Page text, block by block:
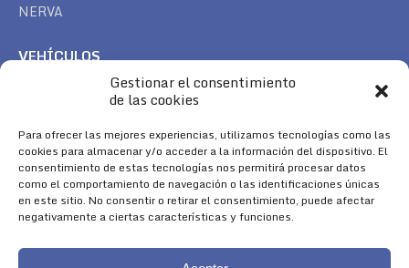
Gestionar el consentimiento
de las cookies
Para ofrecer las mejores experiencias, utilizamos tecnologías como las
cookies para almacenar y/o acceder a la información del dispositivo. El
consentimiento de estas tecnologías nos permitirá procesar datos
como el comportamiento de navegación o las identificaciones únicas
en este sitio. No consentir o retirar el consentimiento, puede afectar
negativamente a ciertas características y funciones.
NERVA
VEHÍCULOS
TREK
SÍGUENOS
Encuéntranos en:
Facebook
page
YouTube
page
Instagram
page